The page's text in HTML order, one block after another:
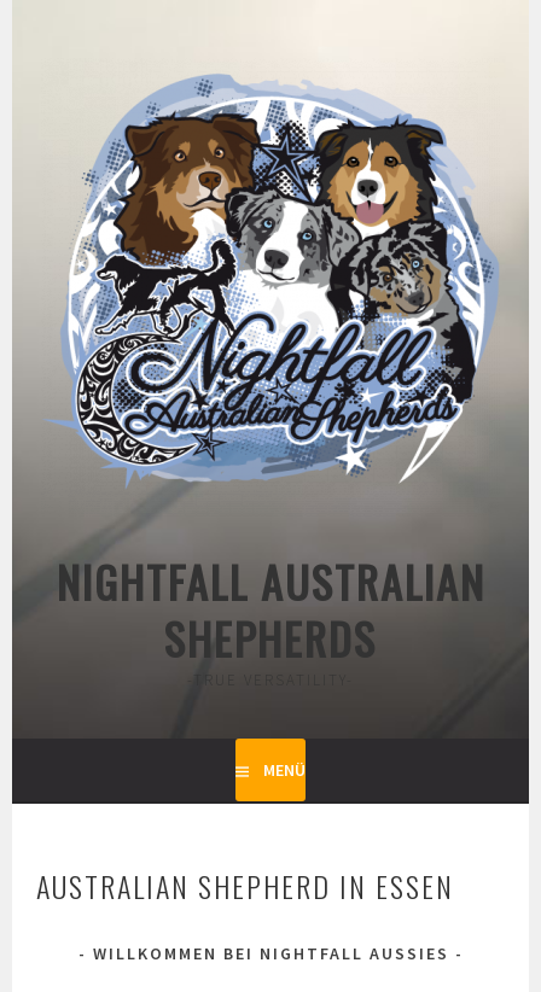
NIGHTFALL AUSTRALIAN
SHEPHERDS
MENÜ
AUSTRALIAN SHEPHERD IN ESSEN
WILLKOMMEN BEI NIGHTFALL AUSSIES